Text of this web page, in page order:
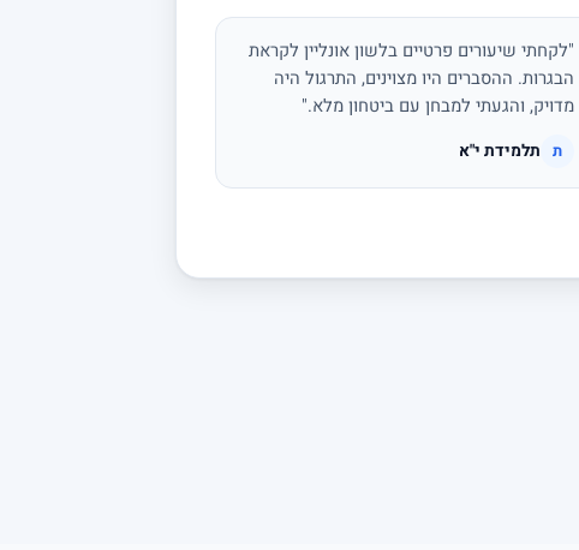
"לקחתי שיעורים פרטיים בלשון אונליין לקראת
הבגרות. ההסברים היו מצוינים, התרגול היה
מדויק, והגעתי למבחן עם ביטחון מלא."
ת תלמידת י"א